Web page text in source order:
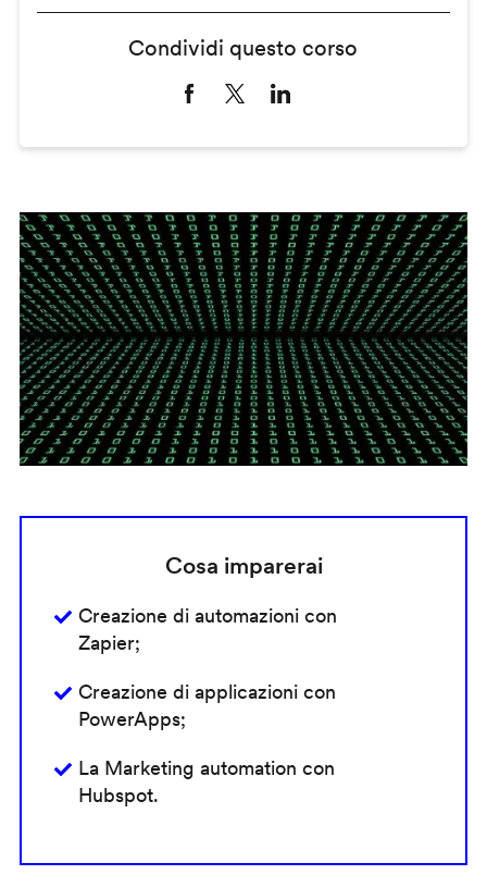
Condividi questo corso
Cosa imparerai
Creazione di automazioni con
Zapier;
Creazione di applicazioni con
PowerApps;
La Marketing automation con
Hubspot.